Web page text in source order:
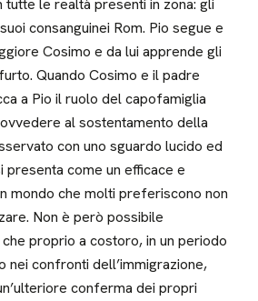
tutte le realtà presenti in zona: gli
consanguinei Rom. Pio segue e
Cosimo e da lui apprende gli
Quando Cosimo e il padre
a Pio il ruolo del capofamiglia
al sostentamento della
con uno sguardo lucido ed
presenta come un efficace e
mondo che molti preferiscono non
Non è però possibile
proprio a costoro, in un periodo
nei confronti dell’immigrazione,
conferma dei propri